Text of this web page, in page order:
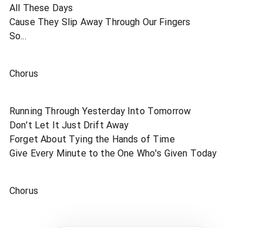
All These Days
Cause They Slip Away Through Our Fingers
So...
Chorus
Running Through Yesterday Into Tomorrow
Don't Let It Just Drift Away
Forget About Tying the Hands of Time
Give Every Minute to the One Who's Given Today
Chorus